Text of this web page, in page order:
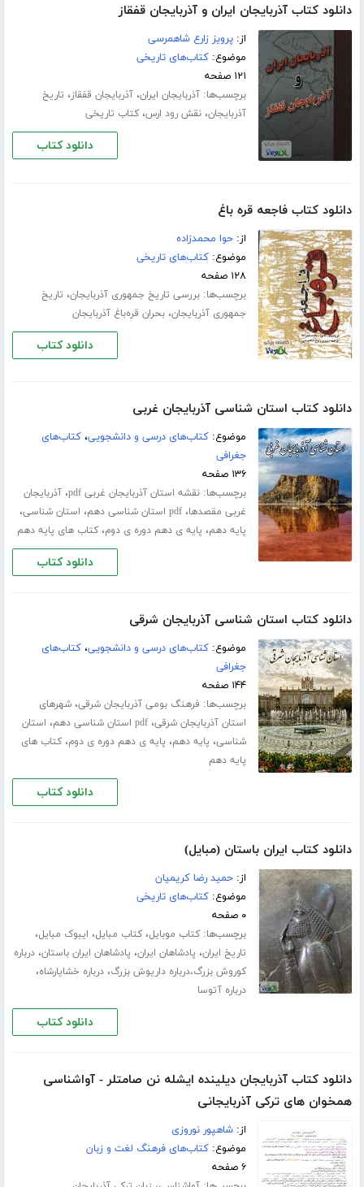
دانلود کتاب آذربایجان ایران و آذربایجان قفقاز
از:پرویز زارع شاهمرسی
موضوع:کتاب‌های تاریخی
۱۲۱ صفحه
برچسب‌ها:آذربایجان ایران،آذربایجان قفقاز، تاریخ
آذربایجان،نقش رود ارس،کتاب تاریخی
دانلود کتاب
دانلود کتاب فاجعه قره باغ
از:حوا محمدزاده
موضوع:کتاب‌های تاریخی
۱۲۸ صفحه
برچسب‌ها:بررسی تاریخ جمهوری آذربایجان، تاریخ
جمهوری آذربایجان،بحران قره‌باغ آذربایجان
دانلود کتاب
دانلود کتاب استان شناسی آذربایجان غربی
موضوع:کتاب‌های درسی و دانشجویی،کتاب‌های
جغرافی
۱۳۶ صفحه
برچسب‌ها:نقشه استان آذربایجان غربی pdf ،آذربایجان
غربی مقصدها،pdf استان شناسی دهم ، استان شناسی،
پایه دهم، پایه ی دهم دوره ی دوم،کتاب های پایه دهم
دانلود کتاب
دانلود کتاب استان شناسی آذربایجان شرقی
موضوع:کتاب‌های درسی و دانشجویی،کتاب‌های
جغرافی
۱۴۴ صفحه
برچسب‌ها: فرهنگ بومی آذربایجان شرقی،شهرهای
استان آذربایجان شرقی،pdf استان شناسی دهم ، استان
شناسی، پایه دهم، پایه ی دهم دوره ی دوم،کتاب های
پایه دهم
دانلود کتاب
دانلود کتاب ایران باستان (مبایل)
از:حمید رضا کریمیان
موضوع:کتاب‌های تاریخی
۰ صفحه
برچسب‌ها:کتاب موبایل،کتاب مبایل، ایبوک مبایل،
تاریخ ایران، پادشاهان ایران، پادشاهان ایران باستان،درباره
کوروش بزرگ،درباره داریوش بزرگ،درباره خشایارشاه،
درباره آتوسا
دانلود کتاب
دانلود کتاب آذربایجان دیلینده ایشله نن صامتلر - آواشناسی
همخوان های ترکی آذربایجانی
از:شاهپور نوروزی
موضوع:کتاب‌های فرهنگ لغت و زبان
۶ صفحه